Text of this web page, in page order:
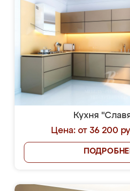
Кухня
Цена: от 36 200